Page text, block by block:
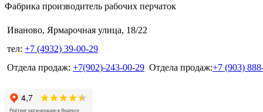
Фабрика производитель рабочих перчаток
Иваново, Ярмарочная улица, 18/22
тел: +7 (4932) 39-00-29
Отдела продаж: +7(902)-243-00-29 Отдела продаж:+7 (903)